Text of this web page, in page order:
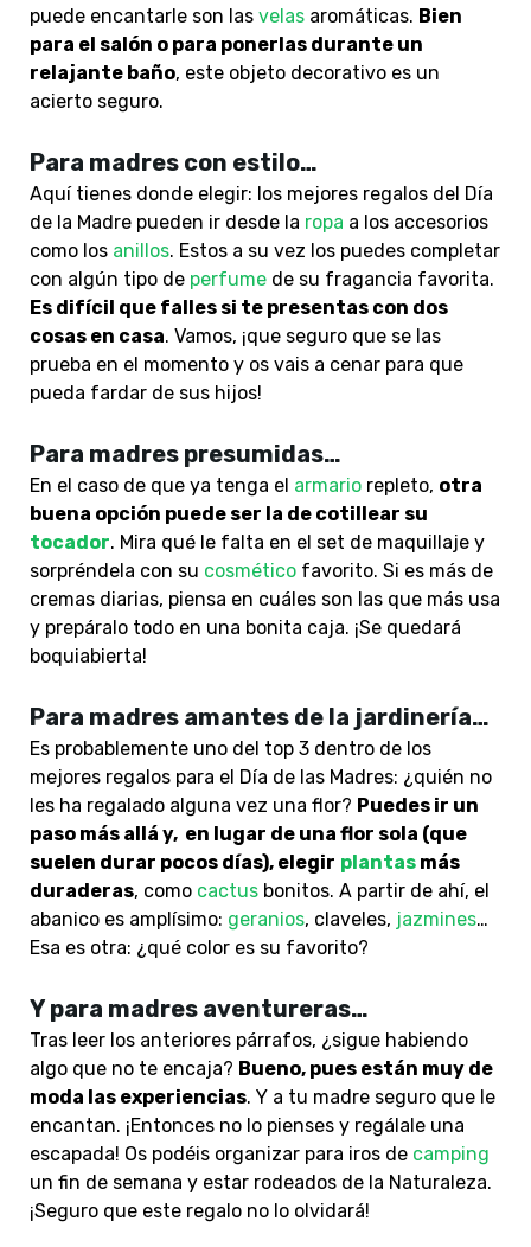
puede encantarle son las velas aromáticas. Bien
para el salón o para ponerlas durante un
relajante baño, este objeto decorativo es un
acierto seguro.
Para madres con estilo…
Aquí tienes donde elegir: los mejores regalos del Día
de la Madre pueden ir desde la ropa a los accesorios
como los anillos. Estos a su vez los puedes completar
con algún tipo de perfume de su fragancia favorita.
Es difícil que falles si te presentas con dos
cosas en casa. Vamos, ¡que seguro que se las
prueba en el momento y os vais a cenar para que
pueda fardar de sus hijos!
Para madres presumidas…
En el caso de que ya tenga el armario repleto, otra
buena opción puede ser la de cotillear su
tocador. Mira qué le falta en el set de maquillaje y
sorpréndela con su cosmético favorito. Si es más de
cremas diarias, piensa en cuáles son las que más usa
y prepáralo todo en una bonita caja. ¡Se quedará
boquiabierta!
Para madres amantes de la jardinería…
Es probablemente uno del top 3 dentro de los
mejores regalos para el Día de las Madres: ¿quién no
les ha regalado alguna vez una flor? Puedes ir un
paso más allá y, en lugar de una flor sola (que
suelen durar pocos días), elegir plantas más
duraderas, como cactus bonitos. A partir de ahí, el
abanico es amplísimo: geranios, claveles, jazmines…
Esa es otra: ¿qué color es su favorito?
Y para madres aventureras…
Tras leer los anteriores párrafos, ¿sigue habiendo
algo que no te encaja? Bueno, pues están muy de
moda las experiencias. Y a tu madre seguro que le
encantan. ¡Entonces no lo pienses y regálale una
escapada! Os podéis organizar para iros de camping
un fin de semana y estar rodeados de la Naturaleza.
¡Seguro que este regalo no lo olvidará!